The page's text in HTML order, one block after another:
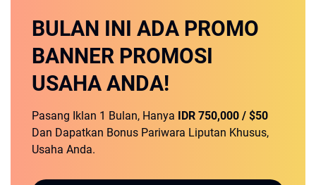
BULAN INI ADA PROMO
BANNER PROMOSI
USAHA ANDA!
Pasang Iklan 1 Bulan, Hanya IDR 750,000 / $50
Dan Dapatkan Bonus Pariwara Liputan Khusus,
Usaha Anda.